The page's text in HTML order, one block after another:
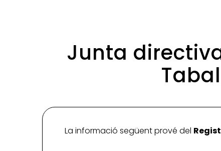
Junta
La informació següent prové del